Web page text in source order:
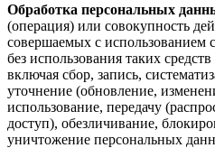
Обработка персональных
(операция) или совокупность
совершаемых с использованием
без использования таких
включая сбор, запись,
уточнение (обновление,
использование, передачу
доступ), обезличивание,
уничтожение персональных